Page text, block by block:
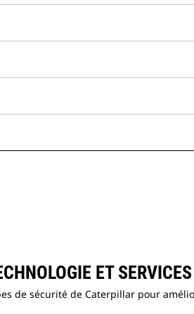
ET
de sécurité de Caterpillar pour